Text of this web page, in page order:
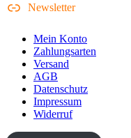
Newsletter
Mein Konto
Zahlungsarten
Versand
AGB
Datenschutz
Impressum
Widerruf